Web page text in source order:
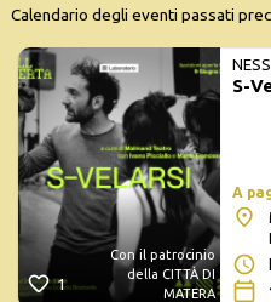
Calendario degli eventi passati
1
Con il patrocinio
della CITTÀ DI
MATERA
S-
A